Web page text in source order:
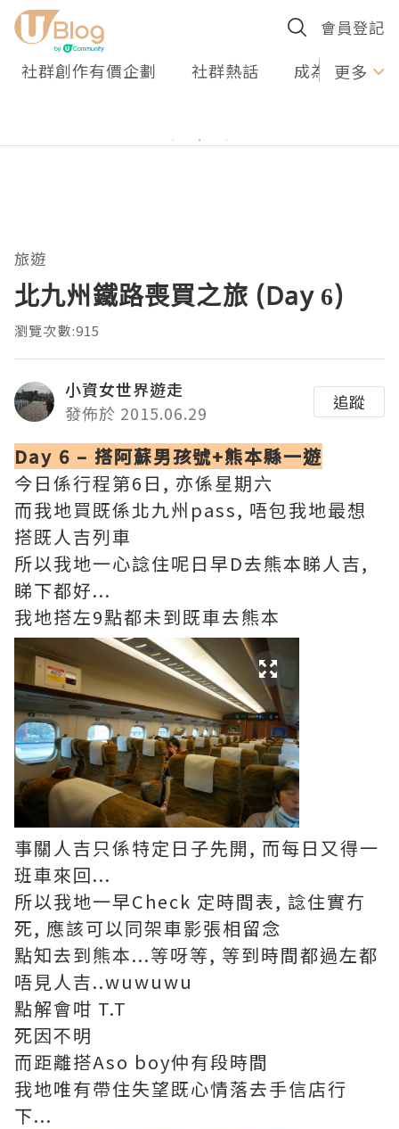
會員登記
社群創作有價企劃 社群熱話 成為U更多
旅遊
北九州鐵路喪買之旅 (Day 6)
瀏覽次數:915
小資女世界遊走
發佈於 2015.06.29
追蹤
Day 6 – 搭阿蘇男孩號+熊本縣一遊
今日係行程第6日, 亦係星期六
而我地買既係北九州pass, 唔包我地最想
搭既人吉列車
所以我地一心諗住呢日早D去熊本睇人吉,
睇下都好...
我地搭左9點都未到既車去熊本
事關人吉只係特定日子先開, 而每日又得一
班車來回...
所以我地一早Check 定時間表, 諗住實冇
死, 應該可以同架車影張相留念
點知去到熊本...等呀等, 等到時間都過左都
唔見人吉..wuwuwu
點解會咁 T.T
死因不明
而距離搭Aso boy仲有段時間
我地唯有帶住失望既心情落去手信店行
下...